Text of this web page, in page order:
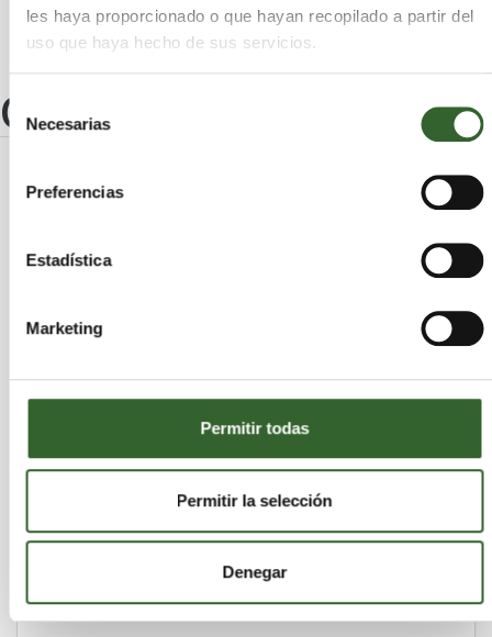
les haya proporcionado o que hayan recopilado a partir del
uso que haya hecho de sus servicios.
Selección
de Necesarias
Preferencias
Estadística
Marketing
Permitir todas
Permitir la selección
Denegar
Otros centros
COMATVA REFOGEST, S.L.
BIODIESEL LANZAROTE, S.L.
Arrecife | Trabaja enPalmas (Las)
EQUI-ECO CONSUMIBLES
LANZAFUERTE SL